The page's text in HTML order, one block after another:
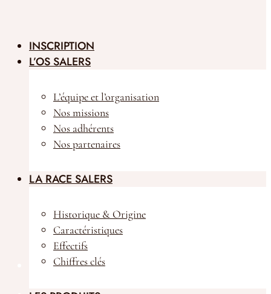
INSCRIPTION
L’OS SALERS
L’équipe et l’organisation
Nos missions
Nos adhérents
Nos partenaires
LA RACE SALERS
Historique & Origine
Caractéristiques
Effectifs
Chiffres clés